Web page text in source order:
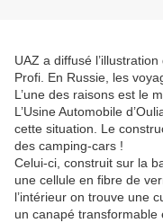
UAZ a diffusé
Profi. En Russie, les
L’une des raisons est le
L’Usine Automobile
cette situation. Le
des camping-cars !
Celui-ci, construit sur la
une cellule en fibre de
l’intérieur on trouve une
un canapé